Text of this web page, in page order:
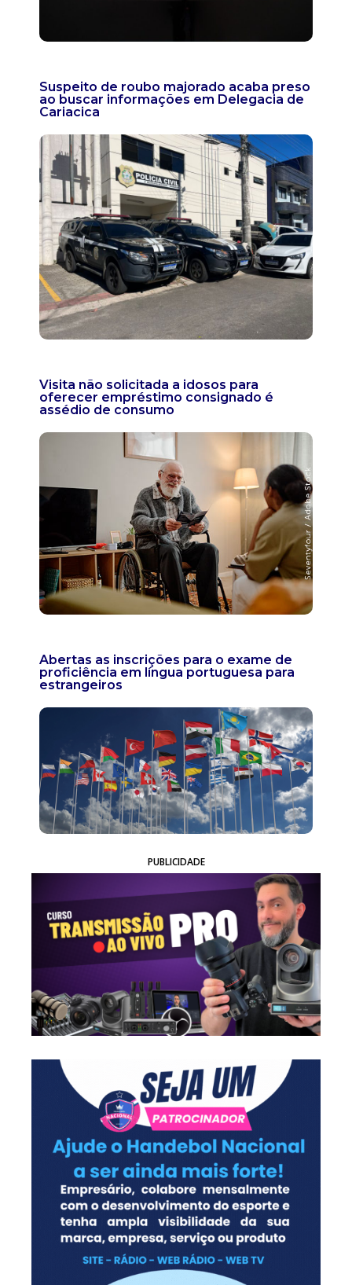
Suspeito de roubo majorado acaba preso
ao buscar informações em Delegacia de
Cariacica
Visita não solicitada a idosos para
oferecer empréstimo consignado é
assédio de consumo
Abertas as inscrições para o exame de
proficiência em língua portuguesa para
estrangeiros
PUBLICIDADE